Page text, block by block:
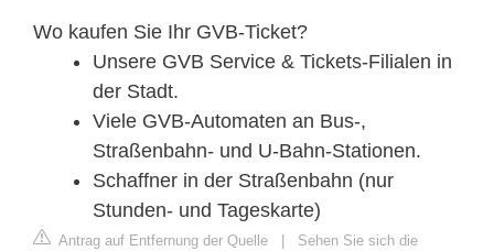
Wo kaufen Sie Ihr GVB-Ticket?
Unsere GVB Service & Tickets-Filialen in
der Stadt.
Viele GVB-Automaten an Bus-,
Straßenbahn- und U-Bahn-Stationen.
Schaffner in der Straßenbahn (nur
Stunden- und Tageskarte)
Antrag auf Entfernung der Quelle | Sehen Sie sich die